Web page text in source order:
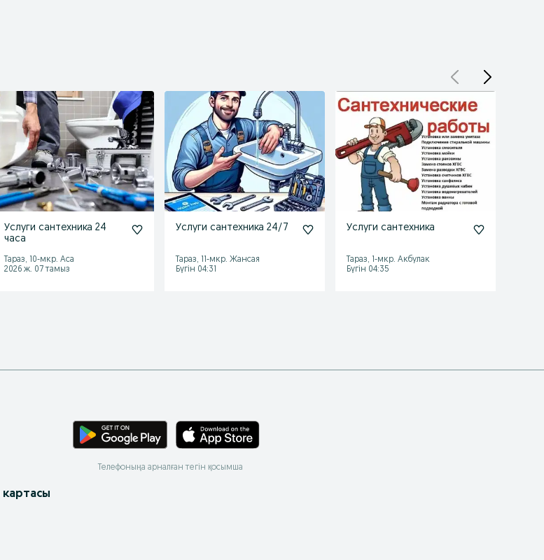
Услуги сантехника 24
часа
Тараз, 10-мкр. Аса
2026 ж. 07 тамыз
Услуги сантехника 24/7
Тараз, 11-мкр. Жансая
Бүгін 04:31
Услуги сантехника
Тараз, 1-мкр. Акбулак
Бүгін 04:35
Телефоныңа арналған тегін қосымша